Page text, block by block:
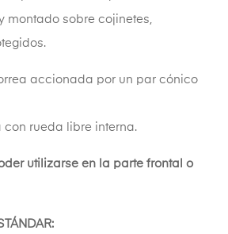
montado sobre cojinetes,
accionada por un par cónico
con rueda libre interna.
utilizarse en la parte frontal o